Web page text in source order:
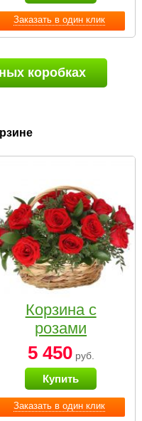
Заказать в один клик
коробках
Заказать в один клик
Корзина с
розами
«Красный
Париж»
5 450руб.
Купить